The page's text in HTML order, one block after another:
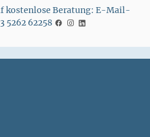
kostenlose Beratung: E-Mail-
5262 62258